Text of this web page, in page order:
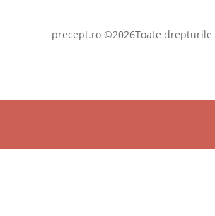
precept.ro ©2026Toate drepturile